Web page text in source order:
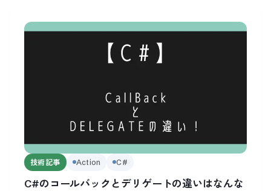
技術記事 Action C#
C#のコールバックとデリゲートの違いはなんな